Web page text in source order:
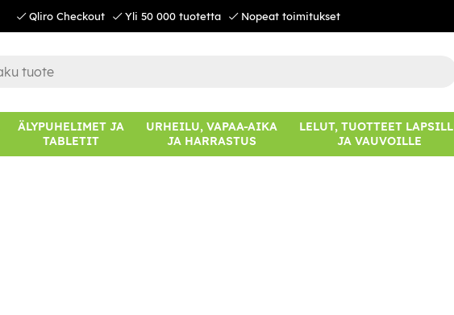
Qliro Checkout Yli 50 000 tuotetta Nopeat toimitukset
ÄLYPUHELIMET JA
TABLETIT
URHEILU, VAPAA-AIKA
JA HARRASTUS
LELUT, TUOTTEET
JA VAUVOILLE